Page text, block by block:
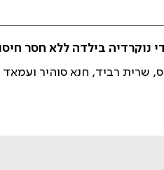
נוקרדיה בילדה ללא חסר
שרית רביד, חנא סוהיר ועמאד